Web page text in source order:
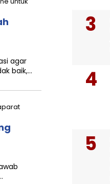
agar
baik,…